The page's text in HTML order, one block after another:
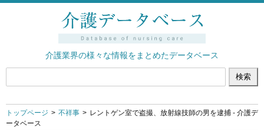
介護業界の様々な情報をまとめたデータベース
トップページ 不祥事
レントゲン室で盗撮、放射線技師の男を逮捕 - 介護デ
ータベース